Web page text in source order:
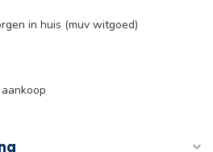
in huis (muv witgoed)